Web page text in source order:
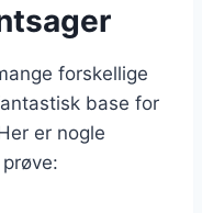
forskellige
base for
er nogle